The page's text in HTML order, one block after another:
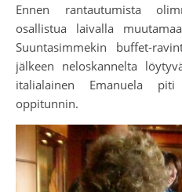
Ennen rantautumista
osallistua laivalla
Suuntasimmekin buffet-
jälkeen neloskannelta
italialainen Emanuela
oppitunnin.